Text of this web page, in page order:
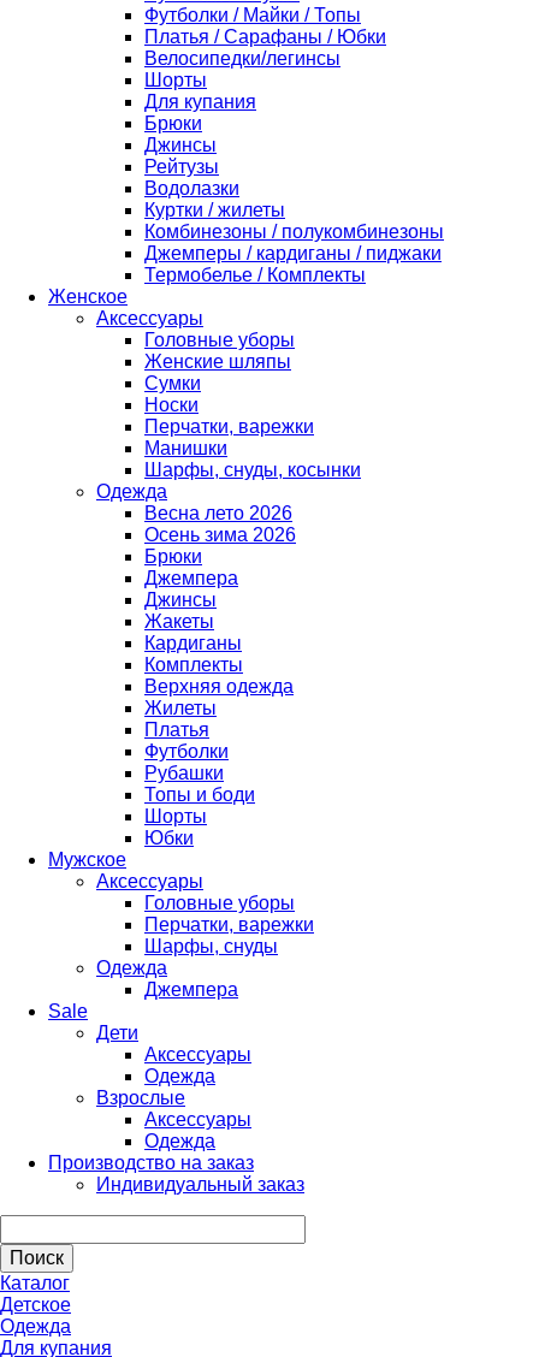
Футболки / Майки / Топы
Платья / Сарафаны / Юбки
Велосипедки/легинсы
Шорты
Для купания
Брюки
Джинсы
Рейтузы
Водолазки
Куртки / жилеты
Комбинезоны / полукомбинезоны
Джемперы / кардиганы / пиджаки
Термобелье / Комплекты
Женское
Аксессуары
Головные уборы
Женские шляпы
Сумки
Носки
Перчатки, варежки
Манишки
Шарфы, снуды, косынки
Одежда
Весна лето 2026
Осень зима 2026
Брюки
Джемпера
Джинсы
Жакеты
Кардиганы
Комплекты
Верхняя одежда
Жилеты
Платья
Футболки
Рубашки
Топы и боди
Шорты
Юбки
Мужское
Аксессуары
Головные уборы
Перчатки, варежки
Шарфы, снуды
Одежда
Джемпера
Sale
Дети
Аксессуары
Одежда
Взрослые
Аксессуары
Одежда
Производство на заказ
Индивидуальный заказ
Каталог
Детское
Одежда
Для купания